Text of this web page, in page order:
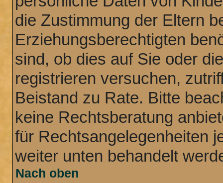
die Zustimmung der Eltern
Erziehungsberechtigten
sind, ob dies auf Sie oder
registrieren versuchen,
Beistand zu Rate. Bitte
keine Rechtsberatung
für Rechtsangelegenheiten
weiter unten behandelt
Nach oben